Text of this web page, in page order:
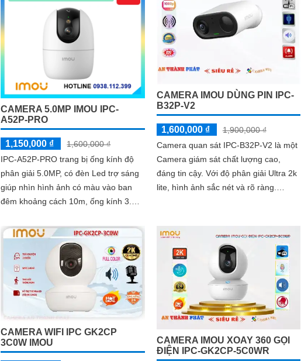
CAMERA 5.0MP IMOU IPC-
A52P-PRO
1,150,000 ₫
1,600,000 ₫
IPC-A52P-PRO trang bị ống kính độ
phân giải 5.0MP, có đèn Led trợ sáng
giúp nhìn hình ảnh có màu vào ban
đêm khoảng cách 10m, ống kính 3.
công...
CAMERA IMOU DÙNG PIN IPC-
B32P-V2
1,600,000 ₫
1,900,000 ₫
Camera quan sát IPC-B32P-V2 là một
Camera giám sát chất lượng cao,
đáng tin cậy. Với độ phân giải Ultra 2k
lite, hình ảnh sắc nét và rõ ràng.
CAMERA WIFI IPC GK2CP
3C0W IMOU
CAMERA IMOU XOAY 360 GỌI
ĐIỆN IPC-GK2CP-5C0WR